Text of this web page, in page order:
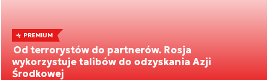
PREMIUM
Od terrorystów do partnerów. Rosja
wykorzystuje talibów do odzyskania Azji
Środkowej